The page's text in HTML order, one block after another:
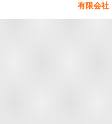
有限会